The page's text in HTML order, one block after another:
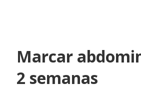
Marcar
2 semanas